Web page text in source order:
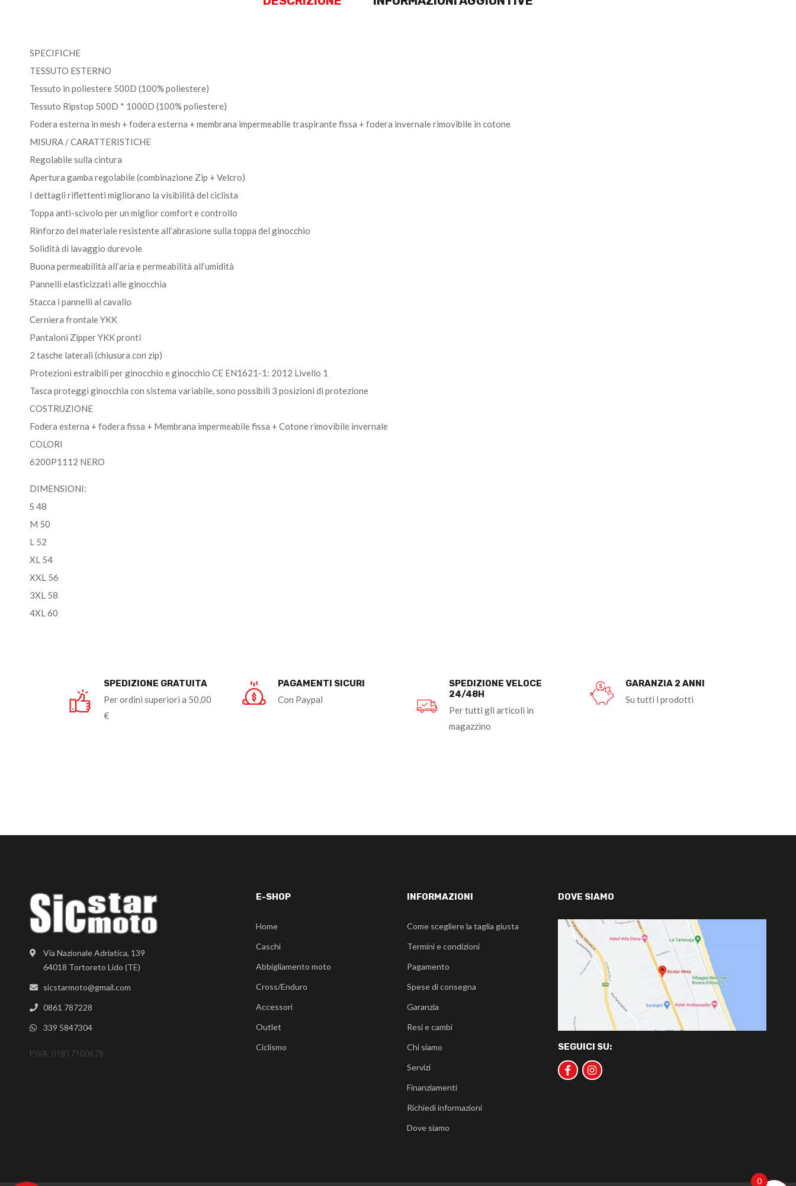
SPECIFICHE
TESSUTO ESTERNO
Tessuto in poliestere 500D (100% poliestere)
Tessuto Ripstop 500D * 1000D (100% poliestere)
Fodera esterna in mesh + fodera esterna + membrana impermeabile traspirante fissa + fodera invernale rimovibile in cotone
MISURA / CARATTERISTICHE
Regolabile sulla cintura
Apertura gamba regolabile (combinazione Zip + Velcro)
I dettagli riflettenti migliorano la visibilità del ciclista
Toppa anti-scivolo per un miglior comfort e controllo
Rinforzo del materiale resistente all’abrasione sulla toppa del ginocchio
Solidità di lavaggio durevole
Buona permeabilità all’aria e permeabilità all’umidità
Pannelli elasticizzati alle ginocchia
Stacca i pannelli al cavallo
Cerniera frontale YKK
Pantaloni Zipper YKK pronti
2 tasche laterali (chiusura con zip)
Protezioni estraibili per ginocchio e ginocchio CE EN1621-1: 2012 Livello 1
Tasca proteggi ginocchia con sistema variabile, sono possibili 3 posizioni di protezione
COSTRUZIONE
Fodera esterna + fodera fissa + Membrana impermeabile fissa + Cotone rimovibile invernale
COLORI
6200P1112 NERO
DIMENSIONI:
S 48
M 50
L 52
XL 54
XXL 56
3XL 58
4XL 60
SPEDIZIONE GRATUITA
Per ordini superiori a 50,00
€
PAGAMENTI SICURI
Con Paypal
SPEDIZIONE VELOCE
24/48H
Per tutti gli articoli in
magazzino
GARANZIA 2 ANNI
Su tutti i prodotti
Via Nazionale Adriatica, 139
64018 Tortoreto Lido (TE)
sicstarmoto@gmail.com
0861 787228
339 5847304
P.IVA: 01817100678
E-SHOP
Home
Caschi
Abbigliamento moto
Cross/Enduro
Accessori
Outlet
Ciclismo
INFORMAZIONI
Come scegliere la taglia giusta
Termini e condizioni
Pagamento
Spese di consegna
Garanzia
Resi e cambi
Chi siamo
Servizi
Finanziamenti
Richiedi informazioni
Dove siamo
DOVE SIAMO
SEGUICI SU:
0